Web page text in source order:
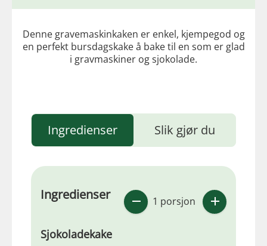
Denne gravemaskinkaken er enkel, kjempegod og
en perfekt bursdagskake å bake til en som er glad
i gravmaskiner og sjokolade.
Ingredienser Slik gjør du
Ingredienser 1 porsjon
Sjokoladekake